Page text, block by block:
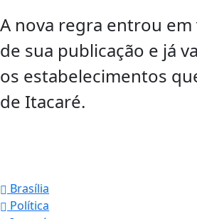
A nova regra entrou
de sua publicação e já
os estabelecimentos
de Itacaré.
Brasília
Política